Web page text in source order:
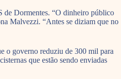
de Dormentes. “O dinheiro público
Malvezzi. “Antes se diziam que no
o governo reduziu de 300 mil para
que estão sendo enviadas